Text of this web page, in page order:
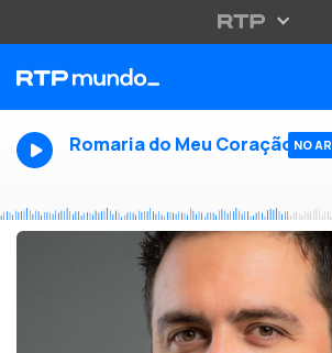
Romaria do Meu Coração NO AR